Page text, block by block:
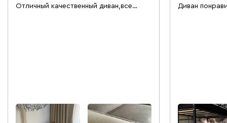
Отличный качественный диван,все
Диван